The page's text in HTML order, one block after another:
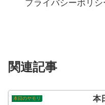
プライバシーポリシ
関連記事
本日のヤモリ 本